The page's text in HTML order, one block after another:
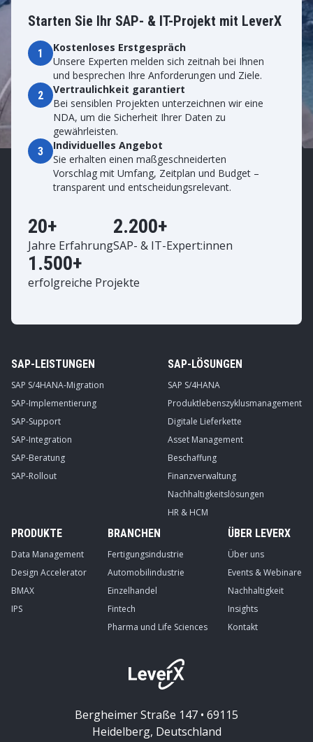
Starten Sie Ihr SAP- & IT-Projekt mit LeverX
1
Kostenloses Erstgespräch
Unsere Experten melden sich zeitnah bei Ihnen
und besprechen Ihre Anforderungen und Ziele.
2
Vertraulichkeit garantiert
Bei sensiblen Projekten unterzeichnen wir eine
NDA, um die Sicherheit Ihrer Daten zu
gewährleisten.
3
Individuelles Angebot
Sie erhalten einen maßgeschneiderten
Vorschlag mit Umfang, Zeitplan und Budget –
transparent und entscheidungsrelevant.
20+
Jahre Erfahrung
2.200+
SAP- & IT-Expert:innen
1.500+
erfolgreiche Projekte
SAP-LEISTUNGEN
SAP S/4HANA-Migration
SAP-Implementierung
SAP-Support
SAP-Integration
SAP-Beratung
SAP-Rollout
SAP-LÖSUNGEN
SAP S/4HANA
Produktlebenszyklusmanagement
Digitale Lieferkette
Asset Management
Beschaffung
Finanzverwaltung
Nachhaltigkeitslösungen
HR & HCM
PRODUKTE
Data Management
Design Accelerator
BMAX
IPS
BRANCHEN
Fertigungsindustrie
Automobilindustrie
Einzelhandel
Fintech
Pharma und Life Sciences
ÜBER LEVERX
Über uns
Events & Webinare
Nachhaltigkeit
Insights
Kontakt
Bergheimer Straße 147 • 69115
Heidelberg, Deutschland